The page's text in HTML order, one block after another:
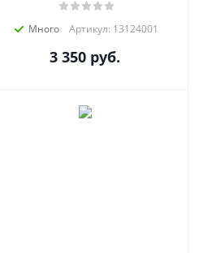
Много Артикул: 13124001
3 350 руб.